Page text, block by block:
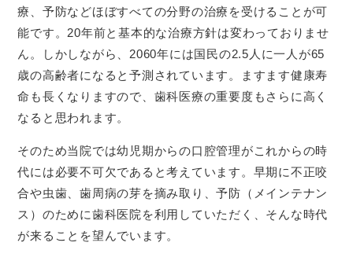
療、予防などほぼすべての分野の治療を受けることが可
能です。20年前と基本的な治療方針は変わっておりませ
ん。しかしながら、2060年には国民の2.5人に一人が65
歳の高齢者になると予測されています。ますます健康寿
命も長くなりますので、歯科医療の重要度もさらに高く
なると思われます。
そのため当院では幼児期からの口腔管理がこれからの時
代には必要不可欠であると考えています。早期に不正咬
合や虫歯、歯周病の芽を摘み取り、予防（メインテナン
ス）のために歯科医院を利用していただく、そんな時代
が来ることを望んでいます。